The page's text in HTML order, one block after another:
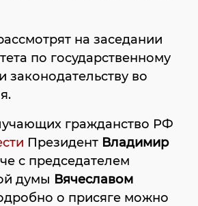
на заседании
по государственному
законодательству во
гражданство РФ
Президент Владимир
с председателем
думы Вячеславом
о присяге можно